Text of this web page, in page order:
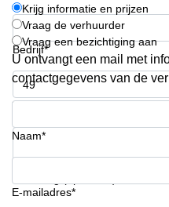
Kantoor
te huur
in Sint-
Niklaas
Bedrijf*
Telefoonnummer*
Krijg informatie en prijzen
Vraag de verhuurder
Vraag een bezichtiging aan
U ontvangt een mail met
contactgegevens van de
Naam*
E-mailadres*